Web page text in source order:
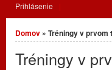
Prihlásenie
Nachádzate sa tu
Domov » Tréningy v
Tréningy v